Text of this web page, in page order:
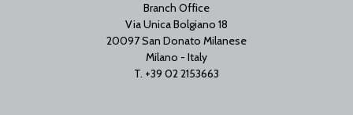
Branch Office
Via Unica Bolgiano 18
20097 San Donato Milanese
Milano - Italy
T. +39 02 2153663